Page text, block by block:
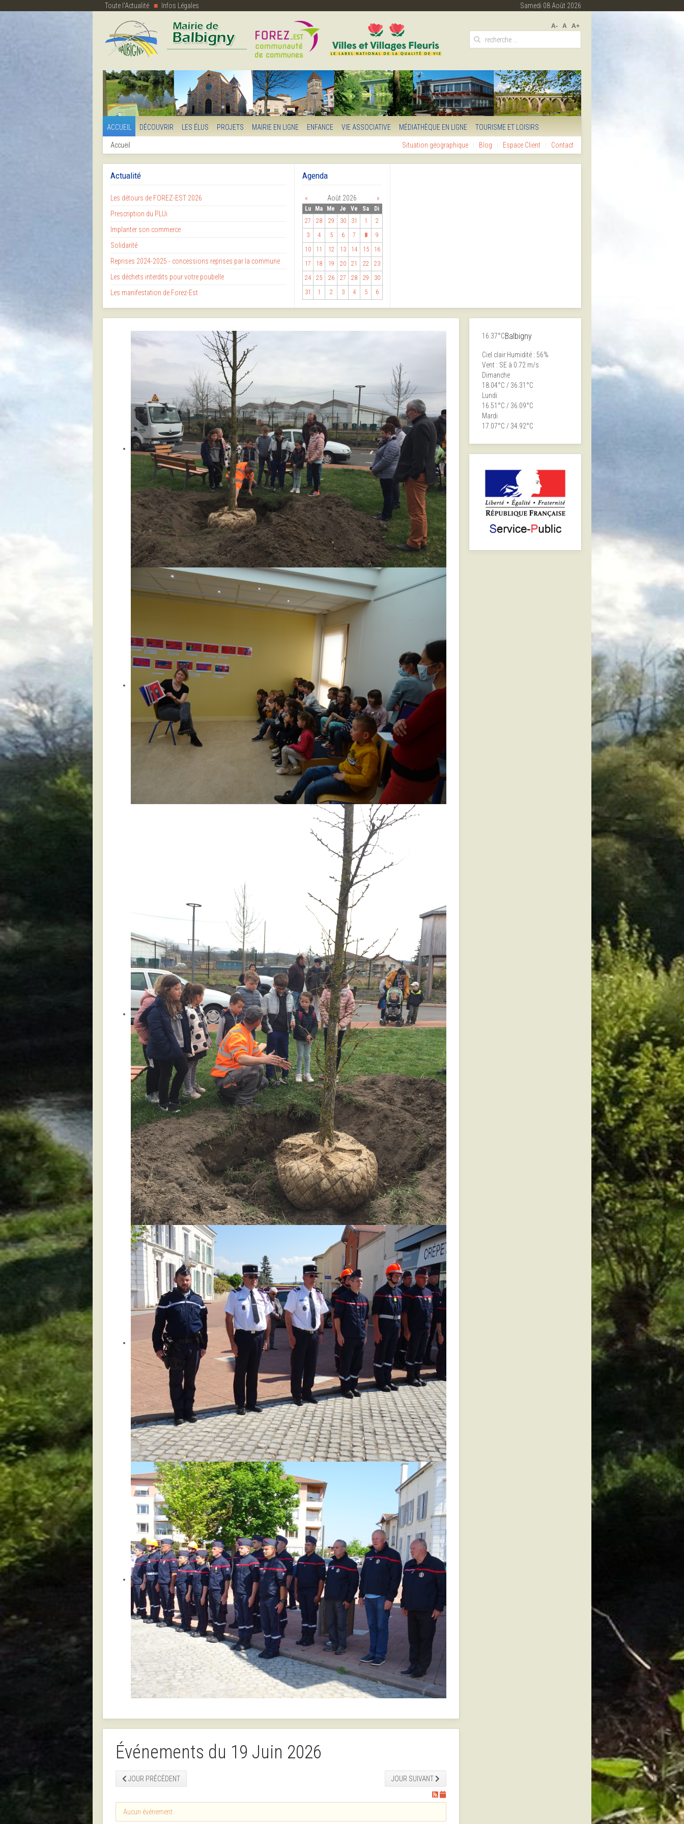
Toute l'Actualité Infos Légales Samedi 08 Août 2026
A- A A+
ACCUEIL DÉCOUVRIR LES ÉLUS PROJETS MAIRIE EN LIGNE ENFANCE VIE ASSOCIATIVE MÉDIATHÈQUE EN LIGNE TOURISME ET LOISIRS
Accueil Situation géographique Blog Espace Client Contact
Actualité
Les détours de FOREZ-EST 2026
Prescription du PLUi
Implanter son commerce
Solidarité
Reprises 2024-2025 - concessions reprises par la commune
Les déchets interdits pour votre poubelle
Les manifestation de Forez-Est
Agenda
« Août 2026 »
Lu Ma Me Je Ve Sa
Di
27
28 29 30 31 1
2
3
4 5 6 7 8
9
10
11 12 13 14 15
16
17
18 19 20 21 22
23
24
25 26 27 28 29
30
31
1 2 3 4 5 6
Événements du 19 Juin 2026
JOUR PRÉCÉDENT JOUR SUIVANT
Aucun événement
16.37°CBalbigny
Ciel clair Humidité : 56%
Vent : SE à 0.72 m/s
Dimanche
18.04°C / 36.31°C
Lundi
16.51°C / 36.09°C
Mardi
17.07°C / 34.92°C